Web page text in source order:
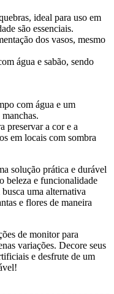
ideal para uso em
são essenciais.
dos vasos, mesmo
água e sabão, sendo
com água e um
preservar a cor e a
em locais com sombra
solução prática e durável
beleza e funcionalidade
uma alternativa
e flores de maneira
de monitor para
variações. Decore seus
e desfrute de um